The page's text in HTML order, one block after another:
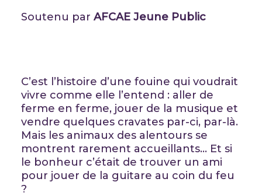
Soutenu par AFCAE Jeune Public
C’est l’histoire d’une fouine qui voudrait
vivre comme elle l’entend : aller de
ferme en ferme, jouer de la musique et
vendre quelques cravates par-ci, par-là.
Mais les animaux des alentours se
montrent rarement accueillants… Et si
le bonheur c’était de trouver un ami
pour jouer de la guitare au coin du feu
?